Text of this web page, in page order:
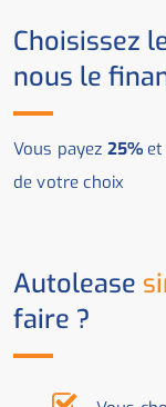
Choisissez
nous le
Vous payez 25% et
de votre choix
Autolease
faire ?